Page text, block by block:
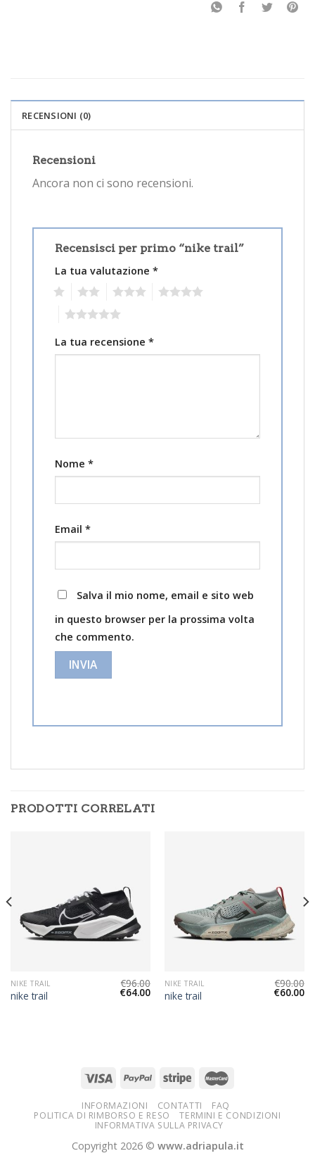
RECENSIONI (0)
Recensioni
Ancora non ci sono recensioni.
Recensisci per primo “nike trail”
La tua valutazione *
La tua recensione *
Nome *
Email *
Salva il mio nome, email e sito web
in questo browser per la prossima volta
che commento.
PRODOTTI CORRELATI
NIKE TRAIL
nike trail
€96.00
€64.00
NIKE TRAIL
nike trail
€90.00
€60.00
INFORMAZIONI CONTATTI
FAQ
POLITICA DI RIMBORSO E RESO
TERMINI E CONDIZIONI
INFORMATIVA SULLA PRIVACY
Copyright 2026 © www.adriapula.it